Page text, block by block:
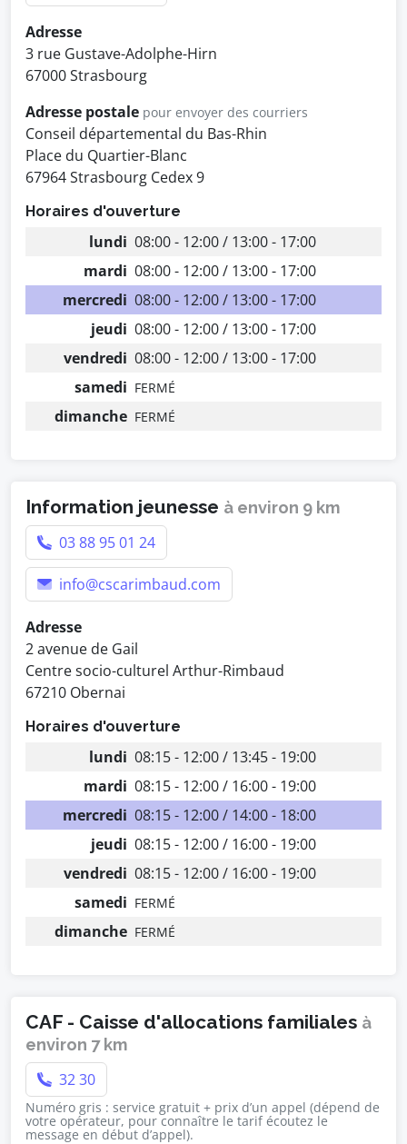
Adresse
3 rue Gustave-Adolphe-Hirn
67000 Strasbourg
Adresse postale pour envoyer des courriers
Conseil départemental du Bas-Rhin
Place du Quartier-Blanc
67964 Strasbourg Cedex 9
Horaires d'ouverture
lundi 08:00 - 12:00 / 13:00 - 17:00
mardi 08:00 - 12:00 / 13:00 - 17:00
mercredi 08:00 - 12:00 / 13:00 - 17:00
jeudi 08:00 - 12:00 / 13:00 - 17:00
vendredi 08:00 - 12:00 / 13:00 - 17:00
samedi FERMÉ
dimanche FERMÉ
Information jeunesse à environ 9 km
03 88 95 01 24
info@cscarimbaud.com
Adresse
2 avenue de Gail
Centre socio-culturel Arthur-Rimbaud
67210 Obernai
Horaires d'ouverture
lundi 08:15 - 12:00 / 13:45 - 19:00
mardi 08:15 - 12:00 / 16:00 - 19:00
mercredi 08:15 - 12:00 / 14:00 - 18:00
jeudi 08:15 - 12:00 / 16:00 - 19:00
vendredi 08:15 - 12:00 / 16:00 - 19:00
samedi FERMÉ
dimanche FERMÉ
CAF - Caisse d'allocations familiales à
environ 7 km
32 30
Numéro gris : service gratuit + prix d’un appel (dépend de
votre opérateur, pour connaître le tarif écoutez le
message en début d’appel).